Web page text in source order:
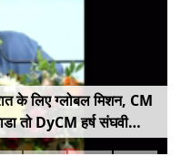
के लिए ग्लोबल मिशन, CM
तो DyCM हर्ष संघवी
यूरोप का मोर्चा